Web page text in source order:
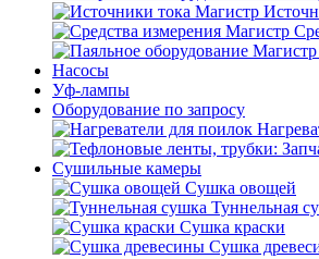
Насосы
Уф-лампы
Оборудование по запросу
Сушильные камеры
Сушка овощей
Туннельная
Сушка краски
Сушка